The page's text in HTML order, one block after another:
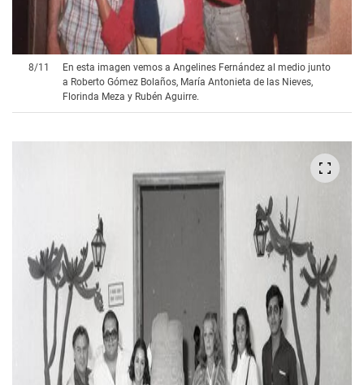
8/11
En esta imagen vemos a Angelines Fernández al medio junto
a Roberto Gómez Bolaños, María Antonieta de las Nieves,
Florinda Meza y Rubén Aguirre.